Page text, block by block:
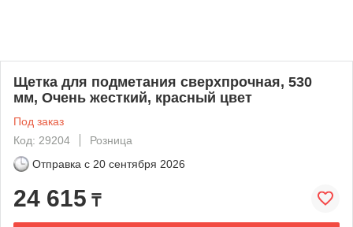
Щетка для подметания сверхпрочная, 530
мм, Очень жесткий, красный цвет
Под заказ
Код: 29204
Розница
Отправка с 20 сентября 2026
24 615 ₸